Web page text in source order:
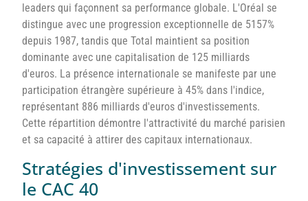
leaders qui façonnent sa performance globale. L'Oréal se
distingue avec une progression exceptionnelle de 5157%
depuis 1987, tandis que Total maintient sa position
dominante avec une capitalisation de 125 milliards
d'euros. La présence internationale se manifeste par une
participation étrangère supérieure à 45% dans l'indice,
représentant 886 milliards d'euros d'investissements.
Cette répartition démontre l'attractivité du marché parisien
et sa capacité à attirer des capitaux internationaux.
Stratégies d'investissement sur
le CAC 40